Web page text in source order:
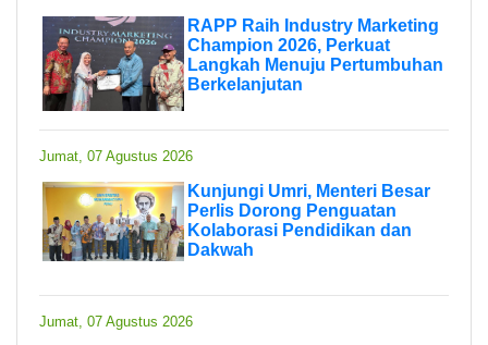
RAPP Raih Industry Marketing
Champion 2026, Perkuat
Langkah Menuju Pertumbuhan
Berkelanjutan
Jumat, 07 Agustus 2026
Kunjungi Umri, Menteri Besar
Perlis Dorong Penguatan
Kolaborasi Pendidikan dan
Dakwah
Jumat, 07 Agustus 2026